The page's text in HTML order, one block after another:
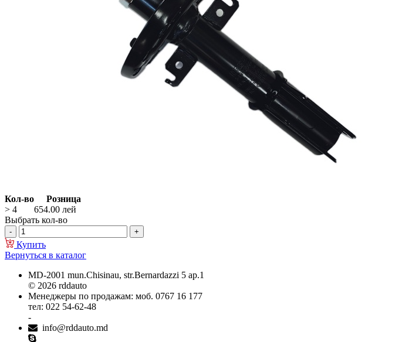
Кол-во
Розница
> 4
654.00 лей
Выбрать кол-во
Купить
Вернуться в каталог
MD-2001 mun.Chisinau, str.Bernardazzi 5 ap.1
© 2026 rddauto
Менеджеры по продажам: моб. 0767 16 177
тел: 022 54-62-48
-
info@rddauto.md